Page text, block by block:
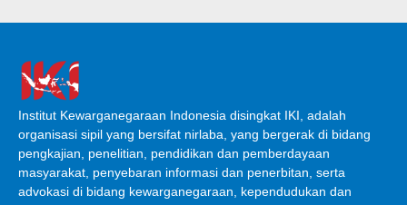
Institut Kewarganegaraan Indonesia disingkat IKI, adalah
organisasi sipil yang bersifat nirlaba, yang bergerak di bidang
pengkajian, penelitian, pendidikan dan pemberdayaan
masyarakat, penyebaran informasi dan penerbitan, serta
advokasi di bidang kewarganegaraan, kependudukan dan